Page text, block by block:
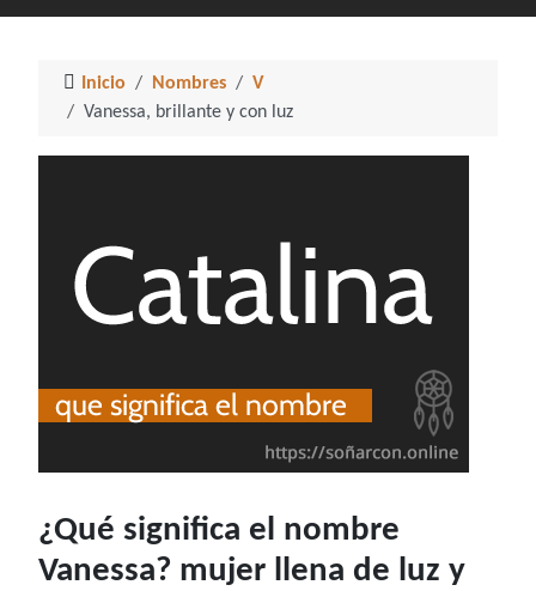
Inicio Nombres
V
Vanessa, brillante y con luz
¿Qué significa el nombre
Vanessa? mujer llena de luz y